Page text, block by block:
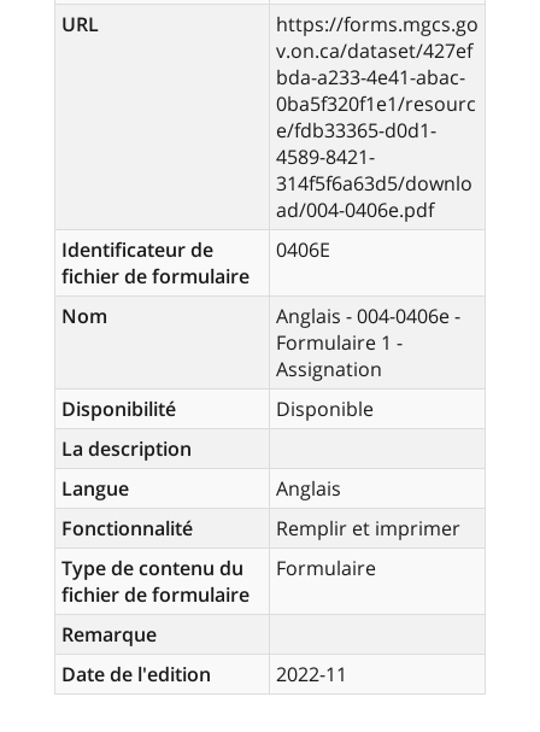
URL
https://forms.mgcs.go
v.on.ca/dataset/427ef
bda-a233-4e41-abac-
0ba5f320f1e1/resourc
e/fdb33365-d0d1-
4589-8421-
314f5f6a63d5/downlo
ad/004-0406e.pdf
Identificateur de
fichier de formulaire
0406E
Nom
Anglais - 004-0406e -
Formulaire 1 -
Assignation
Disponibilité
Disponible
La description
Langue
Anglais
Fonctionnalité
Remplir et imprimer
Type de contenu du
fichier de formulaire
Formulaire
Remarque
Date de l'edition
2022-11